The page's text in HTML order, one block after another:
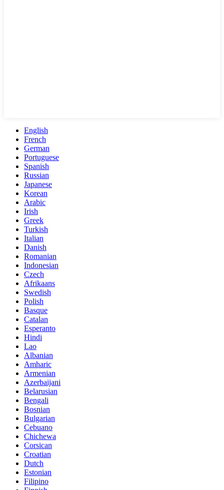
English
French
German
Portuguese
Spanish
Russian
Japanese
Korean
Arabic
Irish
Greek
Turkish
Italian
Danish
Romanian
Indonesian
Czech
Afrikaans
Swedish
Polish
Basque
Catalan
Esperanto
Hindi
Lao
Albanian
Amharic
Armenian
Azerbaijani
Belarusian
Bengali
Bosnian
Bulgarian
Cebuano
Chichewa
Corsican
Croatian
Dutch
Estonian
Filipino